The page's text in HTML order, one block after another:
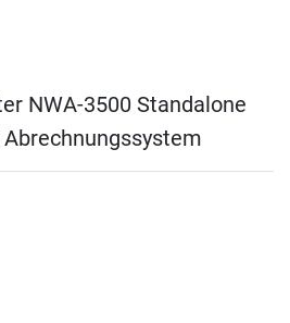
NWA-3500 Standalone